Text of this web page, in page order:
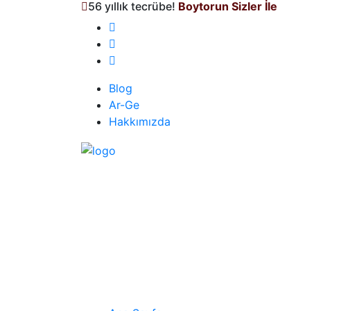
56 yıllık tecrübe! Boytorun Sizler İle
Blog
Ar-Ge
Hakkımızda